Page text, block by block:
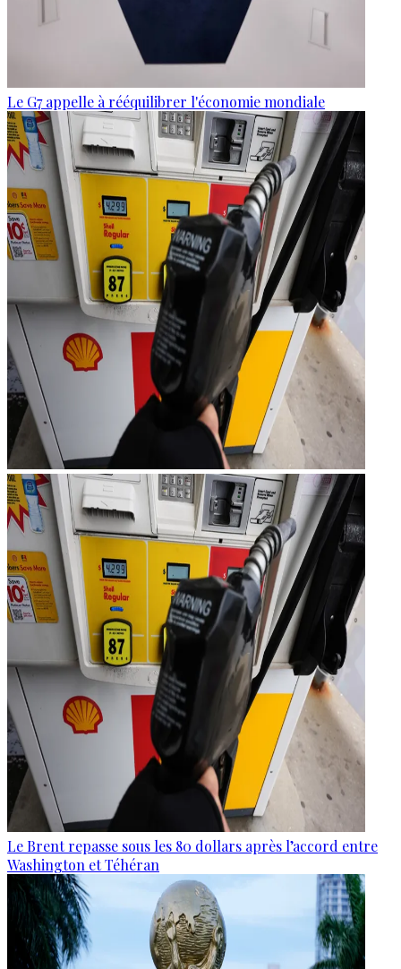
Le G7 appelle à rééquilibrer l'économie mondiale
Le Brent repasse sous les 80 dollars après l’accord entre
Washington et Téhéran